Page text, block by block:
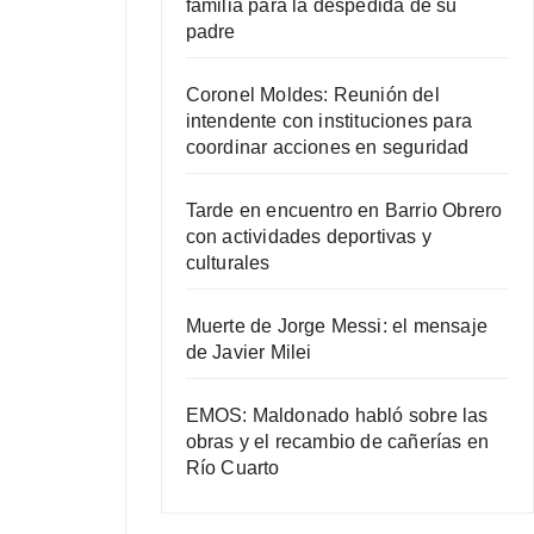
familia para la despedida de su
padre
Coronel Moldes: Reunión del
intendente con instituciones para
coordinar acciones en seguridad
Tarde en encuentro en Barrio Obrero
con actividades deportivas y
culturales
Muerte de Jorge Messi: el mensaje
de Javier Milei
EMOS: Maldonado habló sobre las
obras y el recambio de cañerías en
Río Cuarto